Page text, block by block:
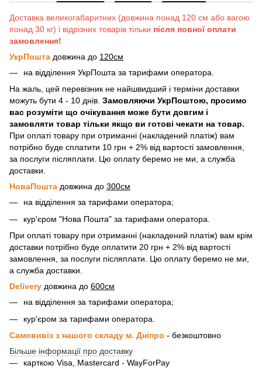
Доставка великогабаритних (довжина понад 120 см або вагою
понад 30 кг) і відрізних товарів тільки після повної оплати
замовлення!
УкрПошта довжина до 120см
на відділення УкрПошта за тарифами оператора.
На жаль, цей перевізник не найшвидший і терміни доставки
можуть бути 4 - 10 днів. Замовляючи УкрПоштою, просимо
вас розуміти що очікування може бути довгим і
замовляти товар тільки якщо ви готові чекати на товар.
При оплаті товару при отриманні (накладений платіж) вам
потрібно буде сплатити 10 грн + 2% від вартості замовлення,
за послуги післяплати. Цю оплату беремо не ми, а служба
доставки.
НоваПошта довжина до 300см
на відділення за тарифами оператора;
кур'єром "Нова Пошта" за тарифами оператора.
При оплаті товару при отриманні (накладений платіж) вам крім
доставки потрібно буде оплатити 20 грн + 2% від вартості
замовлення, за послуги післяплати. Цю оплату беремо не ми,
а служба доставки.
Delivery довжина до 600см
на відділення за тарифами оператора;
кур'єром за тарифами оператора.
Самовивіз з нашого складу м. Дніпро - безкоштовно
Більше інформації про доставку
карткою Visa, Mastercard - WayForPay